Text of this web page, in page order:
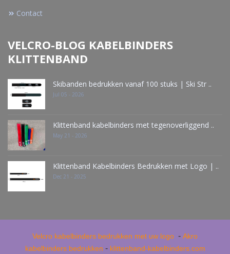
Contact
VELCRO-BLOG KABELBINDERS
KLITTENBAND
Skibanden bedrukken vanaf 100 stuks | Ski Str ..
Jul 05 - 2026
Klittenband kabelbinders met tegenoverliggend ..
May 21 - 2026
Klittenband Kabelbinders Bedrukken met Logo | ..
Dec 21 - 2025
Velcro kabelbinders bedrukken met uw logo - Akro
kabelbinders bedrukken - klittenband-kabelbinders.com